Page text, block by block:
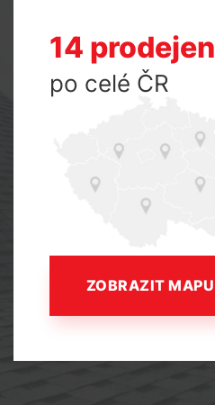
14 prodejen
po celé ČR
ZOBRAZIT MAPU